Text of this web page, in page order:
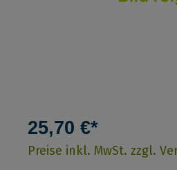
25,70 €*
Preise inkl. MwSt. zzgl.